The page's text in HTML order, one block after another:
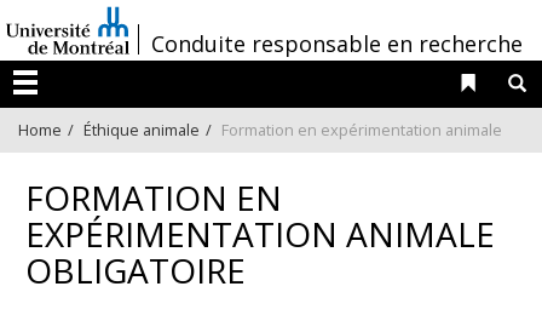
au
contenu
/
Conduite responsable en recherche
Menu
Liens
Home Éthique animale Formation en expérimentation animale
FORMATION EN
EXPÉRIMENTATION ANIMALE
OBLIGATOIRE